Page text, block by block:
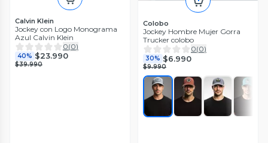
Calvin Klein
Jockey con Logo Monograma
Azul Calvin Klein
0(0)
40% $23.990
$39.990
Colobo
Jockey Hombre Mujer Gorra
Trucker colobo
0(0)
30% $6.990
$9.990